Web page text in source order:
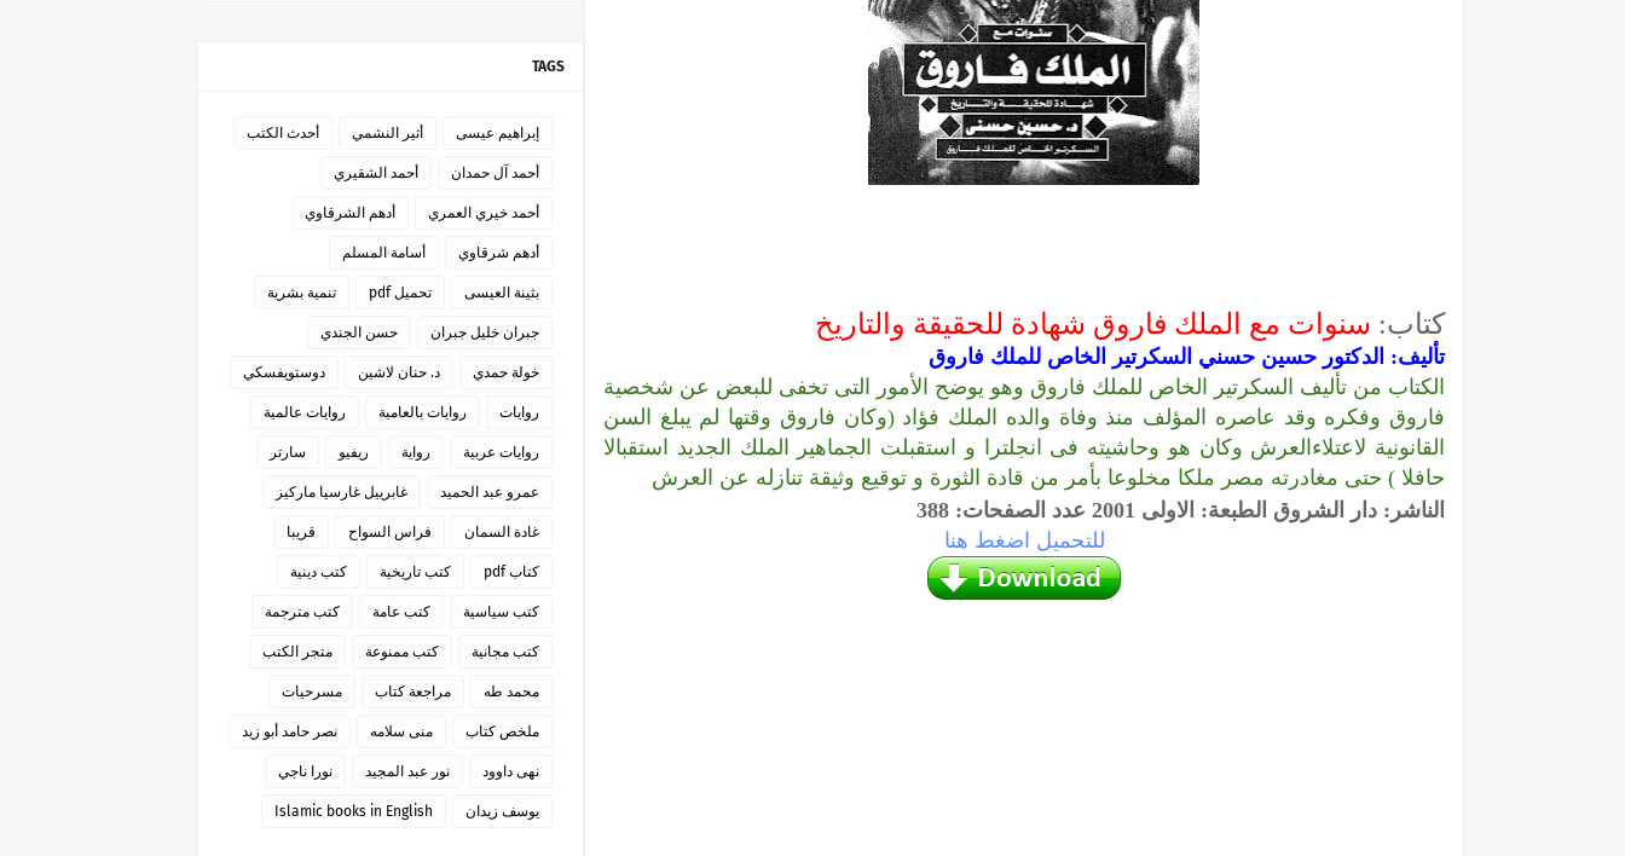
كتاب: سنوات مع الملك فاروق شهادة للحقيقة والتاريخ
تأليف: الدكتور حسين حسني السكرتير الخاص للملك فاروق
الكتاب من تأليف السكرتير الخاص للملك فاروق وهو يوضح الأمور التى تخفى للبعض عن شخصية
فاروق وفكره وقد عاصره المؤلف منذ وفاة والده الملك فؤاد (وكان فاروق وقتها لم يبلغ السن
القانونية لاعتلاءالعرش وكان هو وحاشيته فى انجلترا و استقبلت الجماهير الملك الجديد استقبالا
حافلا ) حتى مغادرته مصر ملكا مخلوعا بأمر من قادة الثورة و توقيع وثيقة تنازله عن العرش
الناشر: دار الشروق الطبعة: الاولى 2001 عدد الصفحات: 388
للتحميل اضغط هنا
TAGS
إبراهيم عيسى أثير النشمي أحدث الكتب
أحمد آل حمدان أحمد الشقيري
أحمد خيري العمري أدهم الشرقاوي
أدهم شرقاوي أسامة المسلم
بثينة العيسى تحميل pdf تنمية بشرية
جبران خليل جبران حسن الجندي
خولة حمدي د. حنان لاشين دوستويفسكي
روايات روايات بالعامية روايات عالمية
روايات عربية رواية ريفيو سارتر
عمرو عبد الحميد غابرييل غارسيا ماركيز
غادة السمان فراس السواح قريبا
كتاب pdf كتب تاريخية كتب دينية
كتب سياسية كتب عامة كتب مترجمة
كتب مجانية كتب ممنوعة متجر الكتب
محمد طه مراجعة كتاب مسرحيات
ملخص كتاب منى سلامه نصر حامد أبو زيد
نهى داوود نور عبد المجيد نورا ناجي
يوسف زيدان Islamic books in English